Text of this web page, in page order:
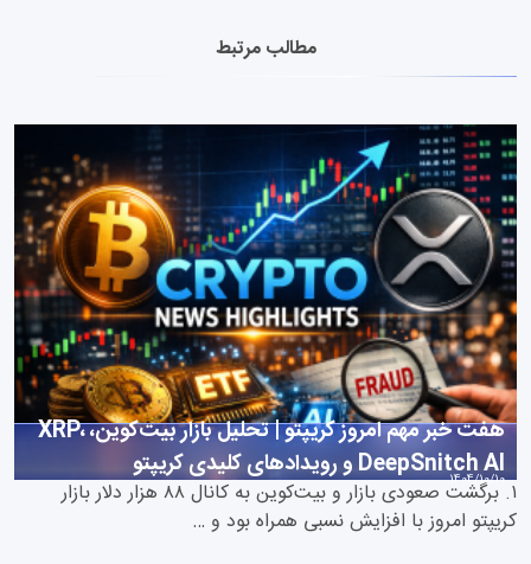
مطالب مرتبط
هفت خبر مهم امروز کریپتو | تحلیل بازار بیت‌کوین، XRP،
DeepSnitch AI و رویدادهای کلیدی کریپتو
1404/10/10
۱. برگشت صعودی بازار و بیت‌کوین به کانال ۸۸ هزار دلار بازار
کریپتو امروز با افزایش نسبی همراه بود و …